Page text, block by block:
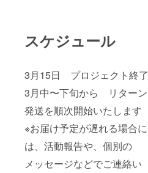
スケジュール
3月15日 プロジェクト終了
3月中〜下旬から リターン
発送を順次開始いたします
※お届け予定が遅れる場合に
は、活動報告や、個別の
メッセージなどでご連絡い